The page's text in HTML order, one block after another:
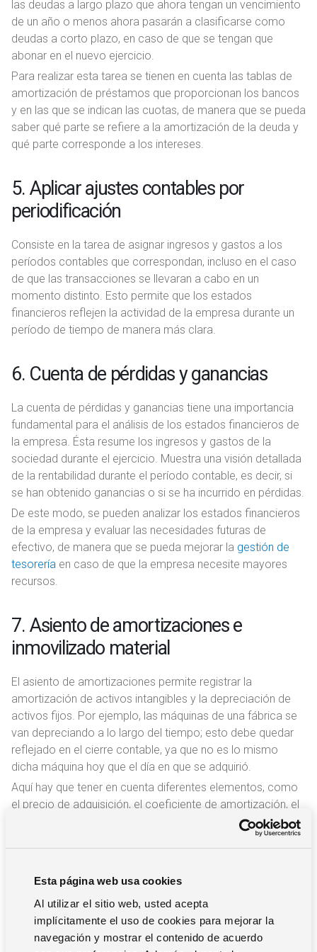
Esta página web usa cookies
Al utilizar el sitio web, usted acepta
implícitamente el uso de cookies para mejorar la
navegación y mostrar el contenido de acuerdo
las deudas a largo plazo que ahora tengan un vencimiento
de un año o menos ahora pasarán a clasificarse como
deudas a corto plazo, en caso de que se tengan que
abonar en el nuevo ejercicio.
Para realizar esta tarea se tienen en cuenta las tablas de
amortización de préstamos que proporcionan los bancos
y en las que se indican las cuotas, de manera que se pueda
saber qué parte se refiere a la amortización de la deuda y
qué parte corresponde a los intereses.
5. Aplicar ajustes contables por
periodificación
Consiste en la tarea de asignar ingresos y gastos a los
períodos contables que correspondan, incluso en el caso
de que las transacciones se llevaran a cabo en un
momento distinto. Esto permite que los estados
financieros reflejen la actividad de la empresa durante un
período de tiempo de manera más clara.
6. Cuenta de pérdidas y ganancias
La cuenta de pérdidas y ganancias tiene una importancia
fundamental para el análisis de los estados financieros de
la empresa. Ésta resume los ingresos y gastos de la
sociedad durante el ejercicio. Muestra una visión detallada
de la rentabilidad durante el período contable, es decir, si
se han obtenido ganancias o si se ha incurrido en pérdidas.
De este modo, se pueden analizar los estados financieros
de la empresa y evaluar las necesidades futuras de
efectivo, de manera que se pueda mejorar la gestión de
tesorería en caso de que la empresa necesite mayores
recursos.
7. Asiento de amortizaciones e
inmovilizado material
El asiento de amortizaciones permite registrar la
amortización de activos intangibles y la depreciación de
activos fijos. Por ejemplo, las máquinas de una fábrica se
van depreciando a lo largo del tiempo; esto debe quedar
reflejado en el cierre contable, ya que no es lo mismo
dicha máquina hoy que el día en que se adquirió.
Aquí hay que tener en cuenta diferentes elementos, como
el precio de adquisición, el coeficiente de amortización, el
valor residual, las cuotas pagadas durante el ejercicio y la
gasto, sino una inversión, por lo que repercute
8. Cierre de libros contables